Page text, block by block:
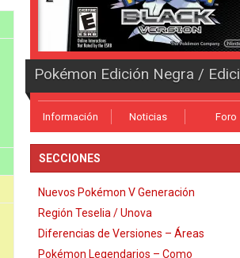
Información Noticias Foro
SECCIONES
Nuevos Pokémon V Generación
Región Teselia / Unova
Diferencias de Versiones – Áreas
Pokémon Legendarios – Como